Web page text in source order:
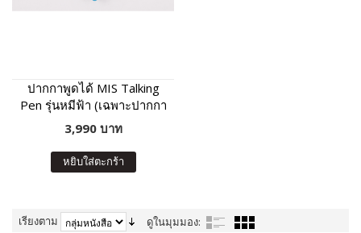
ปากกาพูดได้ MIS Talking
Pen รุ่นหมีฟ้า (เฉพาะปากกา
พูดได้ ไม่มีหนังสือในชุด)
3,990 บาท
หยิบใส่ตะกร้า
เรียงตาม ดูในมุมมอง: